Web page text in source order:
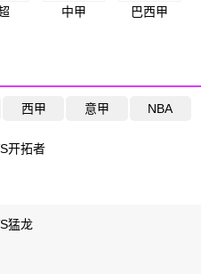
中甲 巴西甲
西甲 意甲 NBA
开拓者
猛龙